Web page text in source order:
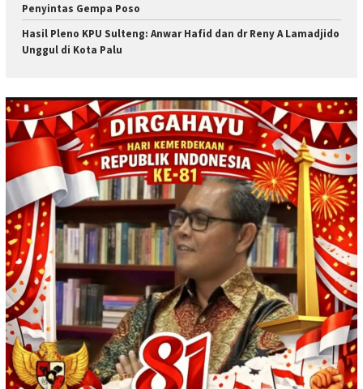
Penyintas Gempa Poso
Hasil Pleno KPU Sulteng: Anwar Hafid dan dr Reny A Lamadjido
Unggul di Kota Palu